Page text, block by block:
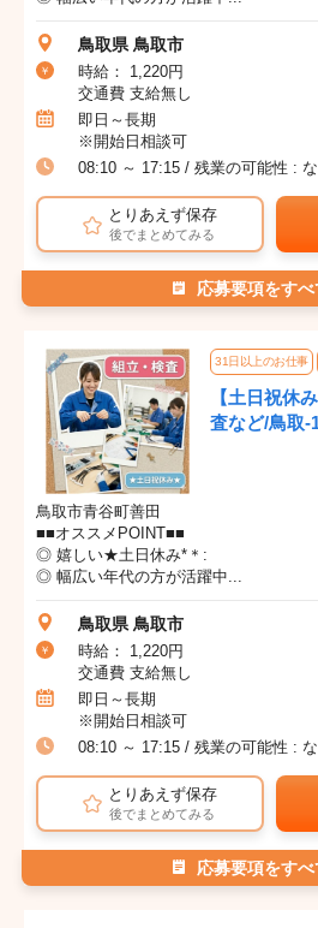
鳥取県 鳥取市
時給： 1,220円
交通費 支給無し
即日～長期
※開始日相談可
08:10 ～ 17:15 / 残業の可能性 :
とりあえず保存
後でまとめてみる
応募要項をすべ
31日以上のお仕事
【土日祝休
査など/鳥取-
鳥取市青谷町善田
■■オススメPOINT■■
◎ 嬉しい★土日休み*＊:
◎ 幅広い年代の方が活躍中...
鳥取県 鳥取市
時給： 1,220円
交通費 支給無し
即日～長期
※開始日相談可
08:10 ～ 17:15 / 残業の可能性 :
とりあえず保存
後でまとめてみる
応募要項をすべ